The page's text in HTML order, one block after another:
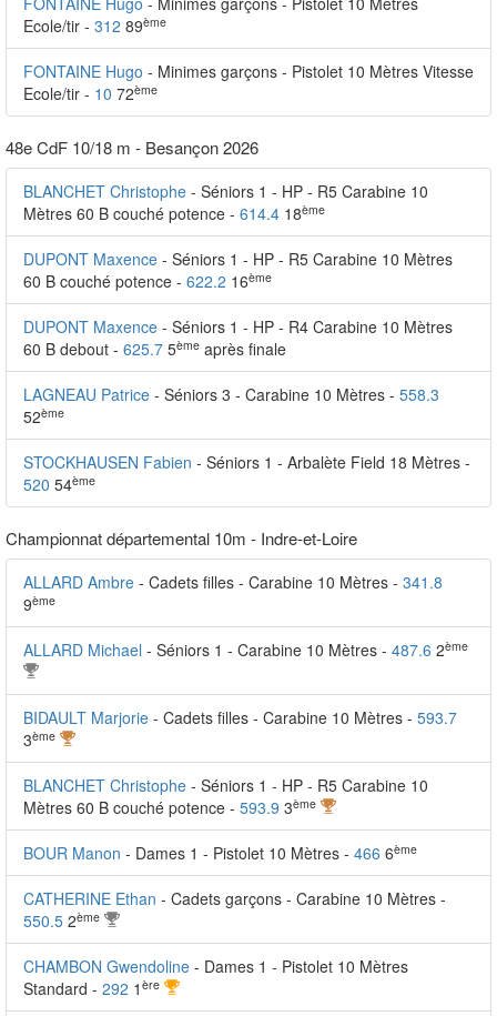
Ecole/tir - 312 89ème
FONTAINE Hugo - Minimes garçons - Pistolet 10 Mètres Vitesse
Ecole/tir - 10 72ème
48e CdF 10/18 m - Besançon 2026
BLANCHET Christophe - Séniors 1 - HP - R5 Carabine 10
Mètres 60 B couché potence - 614.4 18ème
DUPONT Maxence - Séniors 1 - HP - R5 Carabine 10 Mètres
60 B couché potence - 622.2 16ème
DUPONT Maxence - Séniors 1 - HP - R4 Carabine 10 Mètres
60 B debout - 625.7 5ème après finale
LAGNEAU Patrice - Séniors 3 - Carabine 10 Mètres - 558.3
52ème
STOCKHAUSEN Fabien - Séniors 1 - Arbalète Field 18 Mètres -
520 54ème
Championnat départemental 10m - Indre-et-Loire
ALLARD Ambre - Cadets filles - Carabine 10 Mètres - 341.8
9ème
ALLARD Michael - Séniors 1 - Carabine 10 Mètres - 487.6 2ème
BIDAULT Marjorie - Cadets filles - Carabine 10 Mètres - 593.7
3ème
BLANCHET Christophe - Séniors 1 - HP - R5 Carabine 10
Mètres 60 B couché potence - 593.9 3ème
BOUR Manon - Dames 1 - Pistolet 10 Mètres - 466 6ème
CATHERINE Ethan - Cadets garçons - Carabine 10 Mètres -
550.5 2ème
CHAMBON Gwendoline - Dames 1 - Pistolet 10 Mètres
Standard - 292 1 ère